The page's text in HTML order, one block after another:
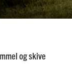
og skive